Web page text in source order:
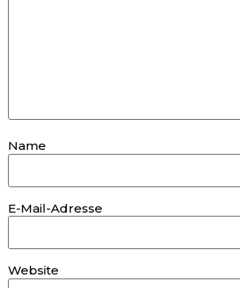
Name
E-Mail-Adresse
Website